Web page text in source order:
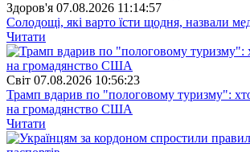
Здоров'я 07.08.2026 11:14:57
Солодощі, які варто їсти щодня, назвали
Читати
Свiт 07.08.2026 10:56:23
Трамп вдарив по "пологовому туризму":
на громадянство США
Читати